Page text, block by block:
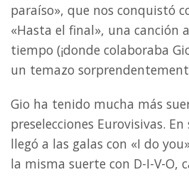
paraíso», que nos conquistó
«Hasta el final», una canción
tiempo (¡donde colaboraba
un temazo
Gio ha tenido mucha más
preselecciones Eurovisivas.
llegó a las galas con «I do
la misma suerte con D-I-V-O,